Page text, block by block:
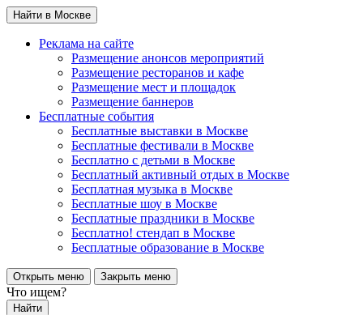
Найти в Москве
Реклама на сайте
Размещение анонсов мероприятий
Размещение ресторанов и кафе
Размещение мест и площадок
Размещение баннеров
Бесплатные события
Бесплатные выставки в Москве
Бесплатные фестивали в Москве
Бесплатно с детьми в Москве
Бесплатный активный отдых в Москве
Бесплатная музыка в Москве
Бесплатные шоу в Москве
Бесплатные праздники в Москве
Бесплатно! стендап в Москве
Бесплатные образование в Москве
Открыть меню Закрыть меню
Что ищем?
Найти